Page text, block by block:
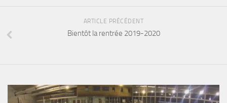
ARTICLE PRÉCÉDENT
Bientôt la rentrée 2019-2020